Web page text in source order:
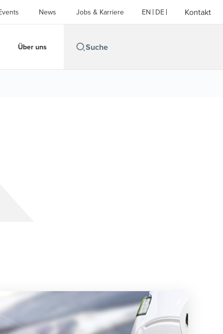
News Jobs & Karriere EN DE Kontakt
Über uns